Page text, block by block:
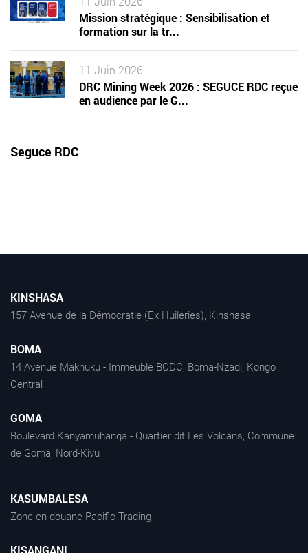
Mission stratégique : Sensibilisation et
formation sur la tr...
11 Juin 2026
DRC Mining Week 2026 : SEGUCE RDC reçue
en audience par le G...
Seguce RDC
KINSHASA
157 Avenue de la Démocratie (Ex Huileries), Kinshasa
BOMA
14 Avenue Makhuku - Immeuble BCDC, Boma-Nzadi, Kongo
Central
GOMA
Boulevard Kanyamuhanga - Quartier dit Les Volcans, Commune
de Goma, Nord-Kivu
KASUMBALESA
Zone en douane Pacific Trading